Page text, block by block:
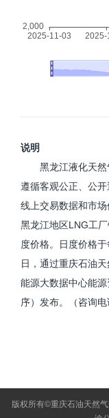
说明
黑龙江液化天
遵循客观公正、公
线上交易数据和市
黑龙江地区LNG工
度价格。日度价格
日，通过重庆石油
能源大数据中心能
序）发布。（咨询
版权所有©重庆石油天然